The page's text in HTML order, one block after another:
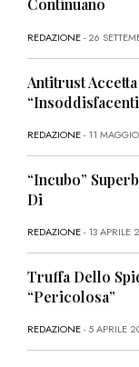
Continuano
REDAZIONE- 26
Antitrust
REDAZIONE- 11
“Incubo”
Di
REDAZIONE- 13 APRILE
Truffa Dello
“Pericolosa”
REDAZIONE- 5 APRILE